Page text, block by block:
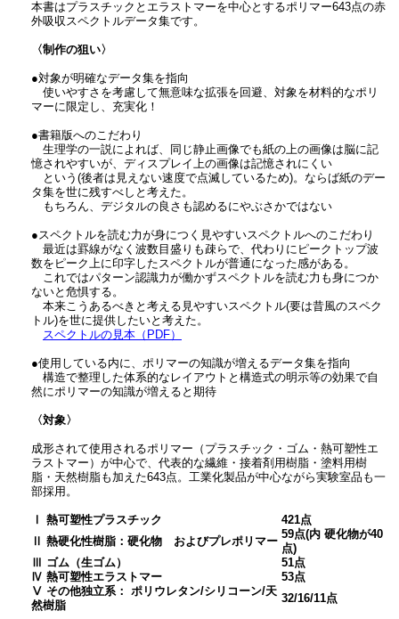
本書はプラスチックとエラストマーを中心とするポリマー643点の赤
外吸収スペクトルデータ集です。
〈制作の狙い〉
●対象が明確なデータ集を指向
使いやすさを考慮して無意味な拡張を回避、対象を材料的なポリ
マーに限定し、充実化！
●書籍版へのこだわり
生理学の一説によれば、同じ静止画像でも紙の上の画像は脳に記
憶されやすいが、ディスプレイ上の画像は記憶されにくい
という(後者は見えない速度で点滅しているため)。ならば紙のデー
タ集を世に残すべしと考えた。
もちろん、デジタルの良さも認めるにやぶさかではない
●スペクトルを読む力が身につく見やすいスペクトルへのこだわり
最近は罫線がなく波数目盛りも疎らで、代わりにピークトップ波
数をピーク上に印字したスペクトルが普通になった感がある。
これではパターン認識力が働かずスペクトルを読む力も身につか
ないと危惧する。
本来こうあるべきと考える見やすいスペクトル(要は昔風のスペク
トル)を世に提供したいと考えた。
スペクトルの見本（PDF）
●使用している内に、ポリマーの知識が増えるデータ集を指向
構造で整理した体系的なレイアウトと構造式の明示等の効果で自
然にポリマーの知識が増えると期待
〈対象〉
成形されて使用されるポリマー（プラスチック・ゴム・熱可塑性エ
ラストマー）が中心で、代表的な繊維・接着剤用樹脂・塗料用樹
脂・天然樹脂も加えた643点。工業化製品が中心ながら実験室品も一
部採用。
Ⅰ 熱可塑性プラスチック
421点
Ⅱ 熱硬化性樹脂：硬化物 およびプレポリマー
59点(内 硬化物が40
点)
Ⅲ ゴム（生ゴム）
51点
Ⅳ 熱可塑性エラストマー
53点
Ⅴ その他独立系： ポリウレタン/シリコーン/天
然樹脂
32/16/11点